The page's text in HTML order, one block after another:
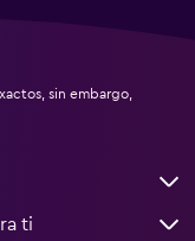
sin embargo,
ti